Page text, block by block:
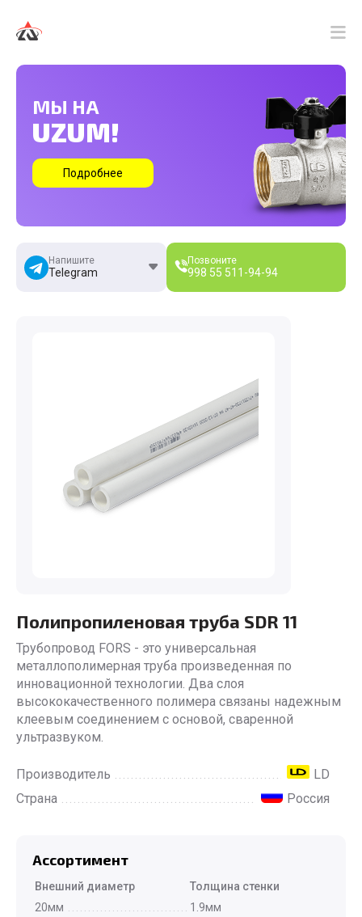
МЫ НА
UZUM!
Подробнее
Напишите
Telegram
Позвоните
998 55 511-94-94
Полипропиленовая труба SDR 11
Трубопровод FORS - это универсальная
металлополимерная труба произведенная по
инновационной технологии. Два слоя
высококачественного полимера связаны надежным
клеевым соединением с основой, сваренной
ультразвуком.
Производитель
LD
Страна
Россия
Ассортимент
Внешний диаметр
Толщина стенки
20мм
1.9мм